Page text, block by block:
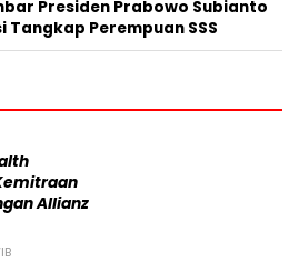
Presiden Prabowo Subianto
Tangkap Perempuan SSS
Allianz